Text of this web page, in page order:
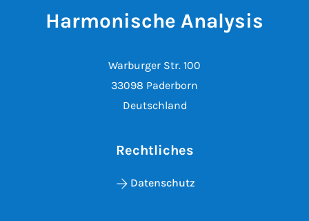
Harmonische Analysis
Warburger Str. 100
33098 Paderborn
Deutschland
Rechtliches
Datenschutz